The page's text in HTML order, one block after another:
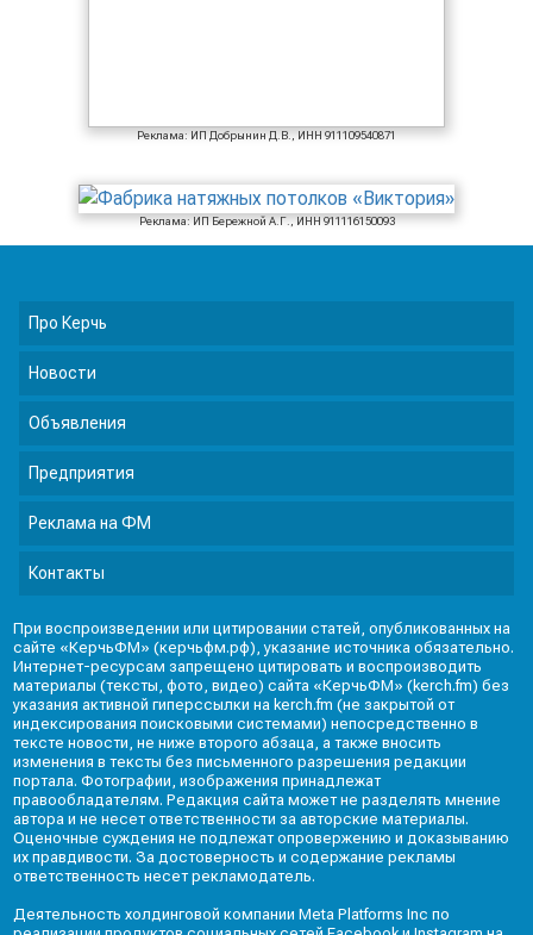
Реклама: ИП Добрынин Д.В., ИНН 911109540871
Реклама: ИП Бережной А.Г., ИНН 911116150093
Про Керчь
Новости
Объявления
Предприятия
Реклама на ФМ
Контакты
При воспроизведении или цитировании статей, опубликованных на
сайте «КерчьФМ» (керчьфм.рф), указание источника обязательно.
Интернет-ресурсам запрещено цитировать и воспроизводить
материалы (тексты, фото, видео) сайта «КерчьФМ» (kerch.fm) без
указания активной гиперссылки на kerch.fm (не закрытой от
индексирования поисковыми системами) непосредственно в
тексте новости, не ниже второго абзаца, а также вносить
изменения в тексты без письменного разрешения редакции
портала. Фотографии, изображения принадлежат
правообладателям. Редакция сайта может не разделять мнение
автора и не несет ответственности за авторские материалы.
Оценочные суждения не подлежат опровержению и доказыванию
их правдивости. За достоверность и содержание рекламы
ответственность несет рекламодатель.
Деятельность холдинговой компании Meta Platforms Inc по